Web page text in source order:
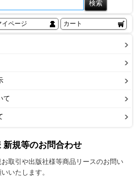
イページ カート
て
新規等のお問合わせ
取引や出版社様等商品リースのお問い
いたします。